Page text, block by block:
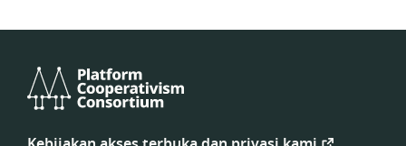
Konsorsium